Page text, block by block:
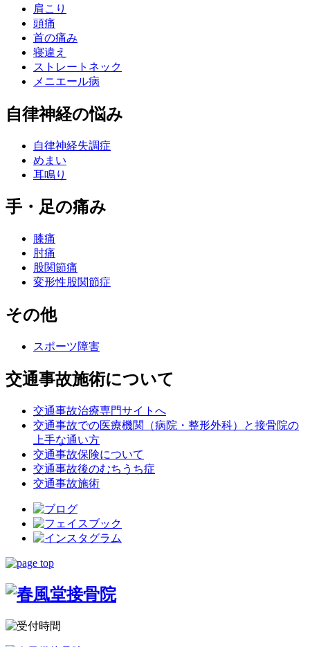
肩こり
頭痛
首の痛み
寝違え
ストレートネック
メニエール病
自律神経の悩み
自律神経失調症
めまい
耳鳴り
手・足の痛み
膝痛
肘痛
股関節痛
変形性股関節症
その他
スポーツ障害
交通事故施術について
交通事故治療専門サイトへ
交通事故での医療機関（病院・整形外科）と接骨院の
上手な通い方
交通事故保険について
交通事故後のむちうち症
交通事故施術